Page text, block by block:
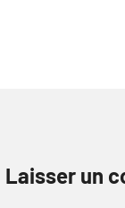
Laisser un